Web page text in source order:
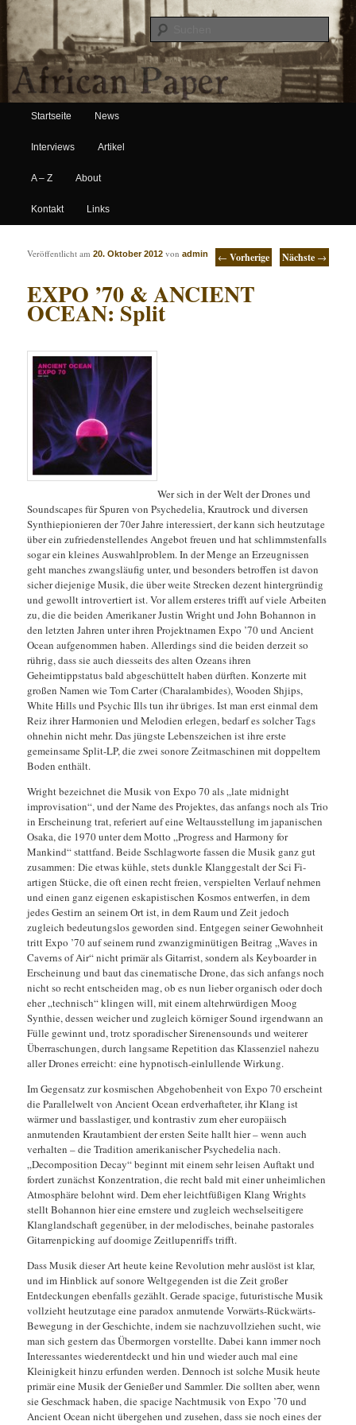
African Paper
Hauptmenü
Zum Inhalt wechseln
Zum sekundären Inhalt wechseln
Startseite News
Interviews Artikel
A – Z About
Kontakt Links
Artikelnavigation ← Vorherige Nächste →
EXPO ’70 & ANCIENT
OCEAN: Split
Veröffentlicht am20. Oktober 2012 vonadmin
Wer sich in der Welt der Drones und
Soundscapes für Spuren von Psychedelia, Krautrock und diversen
Synthiepionieren der 70er Jahre interessiert, der kann sich heutzutage
über ein zufriedenstellendes Angebot freuen und hat schlimmstenfalls
sogar ein kleines Auswahlproblem. In der Menge an Erzeugnissen
geht manches zwangsläufig unter, und besonders betroffen ist davon
sicher diejenige Musik, die über weite Strecken dezent hintergründig
und gewollt introvertiert ist. Vor allem ersteres trifft auf viele Arbeiten
zu, die die beiden Amerikaner Justin Wright und John Bohannon in
den letzten Jahren unter ihren Projektnamen Expo ’70 und Ancient
Ocean aufgenommen haben. Allerdingssind die beiden derzeit so
rührig, dass sie auch diesseits des alten Ozeans ihren
Geheimtippstatus bald abgeschüttelt haben dürften. Konzerte mit
großen Namen wie Tom Carter (Charalambides), Wooden Shjips,
White Hills und Psychic Ills tun ihr übriges. Ist man erst einmal dem
Reiz ihrer Harmonien und Melodien erlegen, bedarf es solcher Tags
ohnehin nicht mehr. Das jüngste Lebenszeichen ist ihre erste
gemeinsame Split-LP, die zwei sonore Zeitmaschinen mit doppeltem
Boden enthält.
Wright bezeichnet die Musik von Expo 70 als „late midnight
improvisation“, und der Name des Projektes, das anfangs noch als Trio
in Erscheinung trat, referiert auf eine Weltausstellung im japanischen
Osaka, die 1970 unter dem Motto „Progress and Harmony for
Mankind“ stattfand. Beide Sschlagworte fassen die Musik ganz gut
zusammen: Die etwas kühle, stets dunkle Klanggestalt der Sci Fi-
artigen Stücke, die oft einen recht freien, verspielten Verlauf nehmen
und einen ganz eigenen eskapistischen Kosmos entwerfen, in dem
jedes Gestirn an seinem Ort ist, in dem Raum und Zeit jedoch
zugleich bedeutungslos geworden sind. Entgegen seiner Gewohnheit
tritt Expo ’70 auf seinem rund zwanzigminütigen Beitrag „Waves in
Caverns of Air“ nicht primär als Gitarrist, sondern als Keyboarder in
Erscheinung und baut das cinematische Drone, das sich anfangs noch
nicht so recht entscheiden mag, ob es nun lieber organisch oder doch
eher „technisch“ klingen will, mit einem altehrwürdigen Moog
Synthie, dessen weicher und zugleich körniger Sound irgendwann an
Fülle gewinnt und, trotz sporadischer Sirenensounds und weiterer
Überraschungen, durch langsame Repetition das Klassenziel nahezu
aller Drones erreicht: eine hypnotisch-einlullende Wirkung.
Im Gegensatz zur kosmischen Abgehobenheit von Expo 70 erscheint
die Parallelwelt von Ancient Ocean erdverhafteter, ihr Klang ist
wärmer und basslastiger, und kontrastiv zum eher europäisch
anmutenden Krautambient der ersten Seite hallt hier – wenn auch
verhalten – die Tradition amerikanischer Psychedelia nach.
„Decomposition Decay“ beginnt mit einem sehr leisen Auftakt und
fordert zunächst Konzentration, die recht bald mit einer unheimlichen
Atmosphäre belohnt wird. Dem eher leichtfüßigen Klang Wrights
stellt Bohannon hier eine ernstere und zugleich wechselseitigere
Klanglandschaft gegenüber, in der melodisches, beinahe pastorales
Gitarrenpicking auf doomige Zeitlupenriffs trifft.
Dass Musik dieser Art heute keine Revolution mehr auslöst ist klar,
und im Hinblick auf sonore Weltgegenden ist die Zeit großer
Entdeckungen ebenfalls gezählt. Gerade spacige, futuristische Musik
vollzieht heutzutage eine paradox anmutende Vorwärts-Rückwärts-
Bewegung in der Geschichte, indem sie nachzuvollziehen sucht, wie
man sich gestern das Übermorgen vorstellte. Dabei kann immer noch
Interessantes wiederentdeckt und hin und wieder auch mal eine
Kleinigkeit hinzu erfunden werden. Dennoch ist solche Musik heute
primär eine Musik der Genießer und Sammler. Die sollten aber, wenn
sie Geschmack haben, die spacige Nachtmusik von Expo ’70 und
Ancient Ocean nicht übergehen und zusehen, dass sie noch eines der